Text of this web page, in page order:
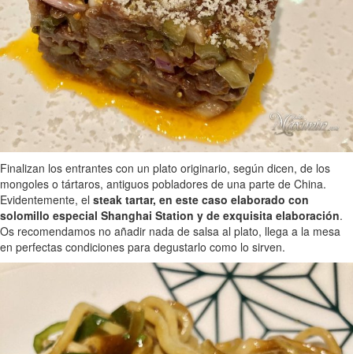
Finalizan los entrantes con un plato originario, según dicen, de los
mongoles o tártaros, antiguos pobladores de una parte de China.
Evidentemente, el steak tartar, en este caso elaborado con
solomillo especial Shanghai Station y de exquisita elaboración.
Os recomendamos no añadir nada de salsa al plato, llega a la mesa
en perfectas condiciones para degustarlo como lo sirven.